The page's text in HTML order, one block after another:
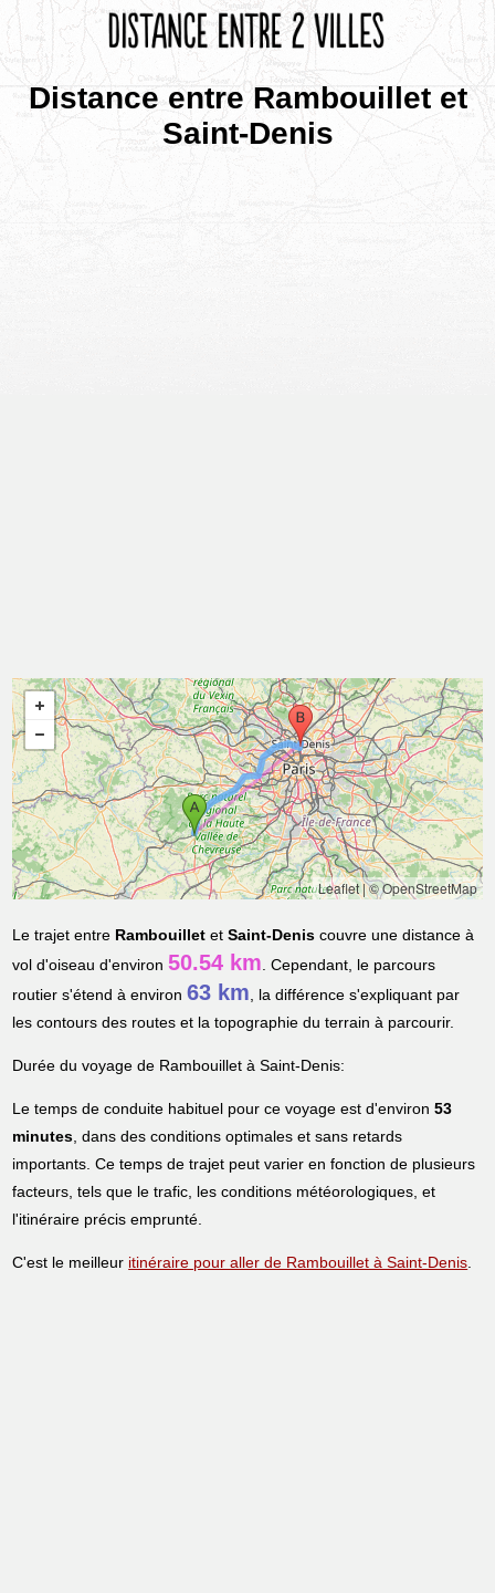
Distance entre Rambouillet et
Saint-Denis
Leaflet|© OpenStreetMap
Le trajet entre Rambouillet etSaint-Denis couvre une distance à
vol d'oiseau d'environ50.54 km. Cependant, le parcours
routier s'étend à environ63 km, la différence s'expliquant par
les contours des routes et la topographie du terrain à parcourir.
Durée du voyage de Rambouillet à Saint-Denis:
Le temps de conduite habituel pour ce voyage est d'environ53
minutes, dans des conditions optimales et sans retards
importants. Ce temps de trajet peut varier en fonction de plusieurs
facteurs, tels que le trafic, les conditions météorologiques, et
l'itinéraire précis emprunté.
C'est le meilleur itinéraire pour aller de Rambouillet à Saint-Denis.